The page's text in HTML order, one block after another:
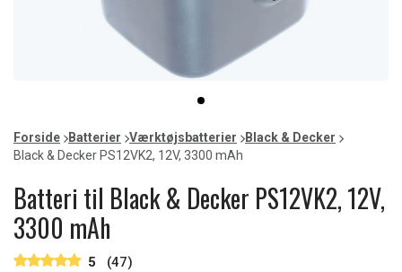
item
0
of
1
Forside Batterier Værktøjsbatterier
Black & Decker
Black & Decker PS12VK2, 12V, 3300 mAh
Batteri til Black & Decker PS12VK2, 12V,
3300 mAh
5 (47)